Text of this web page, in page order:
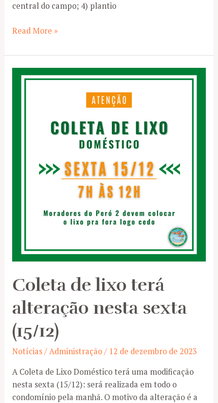
central do campo; 4) plantio
Finalizada
recuperação
do
Campo
Read More »
Coleta de lixo terá
alteração nesta sexta
(15/12)
Notícias/Administração/ 12 de dezembro de 2023
A Coleta de Lixo Doméstico terá uma modificação
nesta sexta (15/12): será realizada em todo o
condomínio pela manhã. O motivo da alteração é a